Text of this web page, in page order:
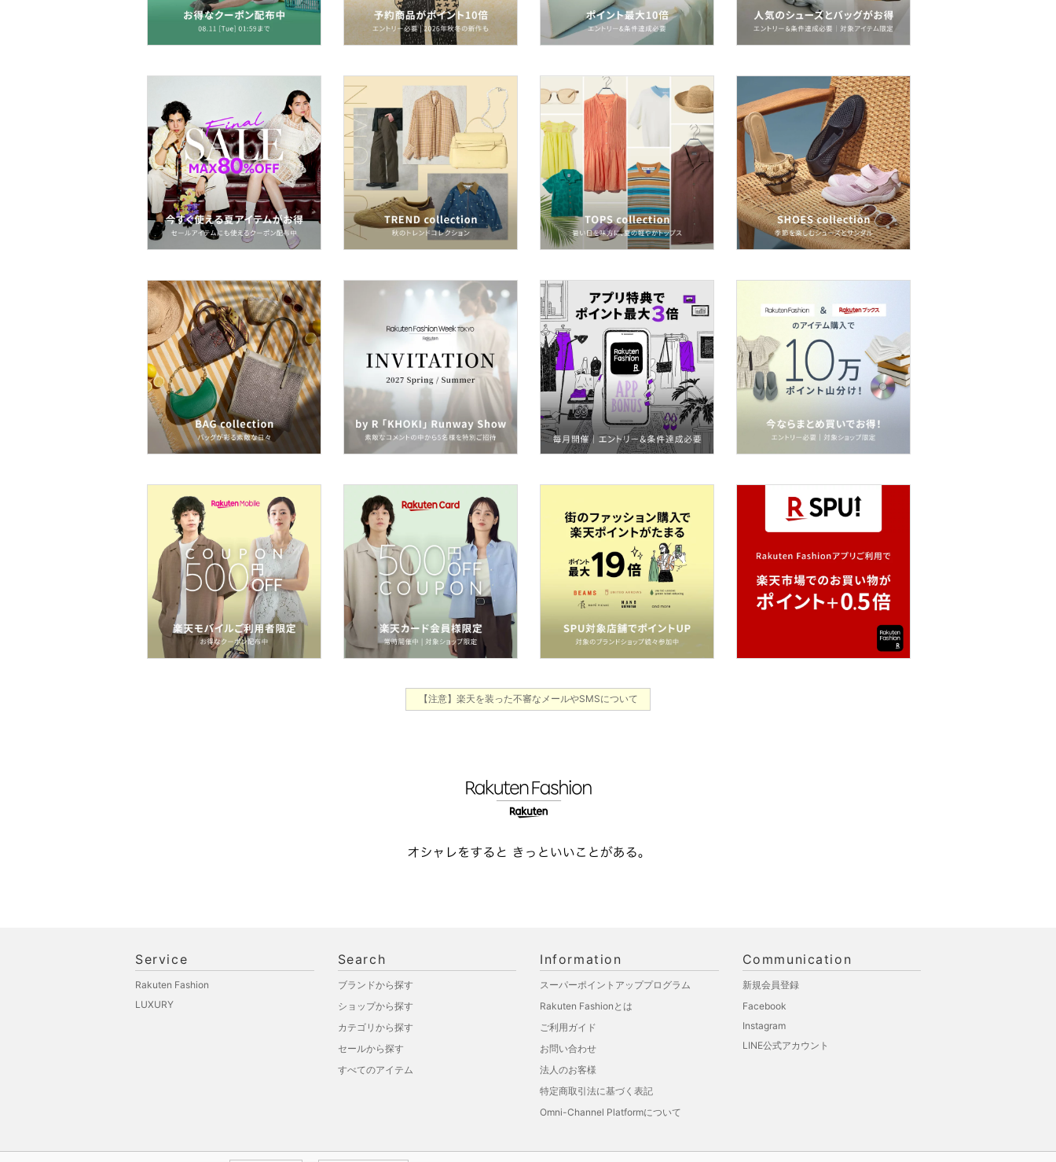
スマホグッズ・オーディ
品
文房具
ペット用品
福袋・ギフト・その他
【注意】楽天を装った不審なメールやSMSについて
Service
Rakuten Fashion
LUXURY
Search
ブランドから探す
ショップから探す
カテゴリから探す
セールから探す
すべてのアイテム
Information
スーパーポイントアッププログラム
Rakuten Fashionとは
ご利用ガイド
お問い合わせ
法人のお客様
特定商取引法に基づく表記
Omni-Channel Platformについて
Communication
新規会員登録
Facebook
Instagram
LINE公式アカウント